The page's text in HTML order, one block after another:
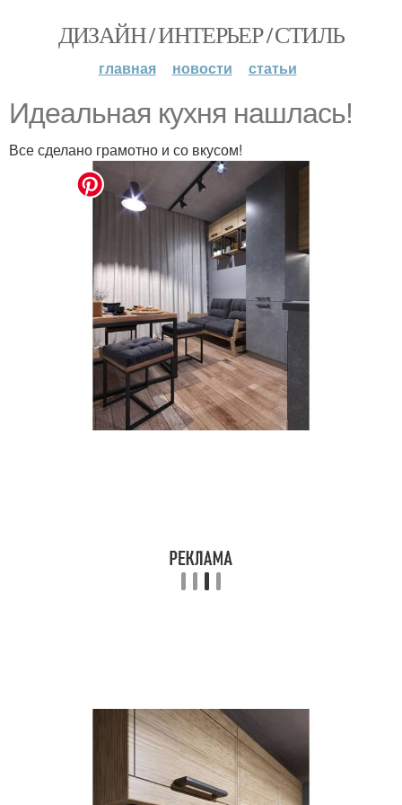
ДИЗАЙН / ИНТЕРЬЕР / СТИЛЬ
главная новости статьи
Идеальная кухня нашлась!
Все сделано грамотно и со вкусом!